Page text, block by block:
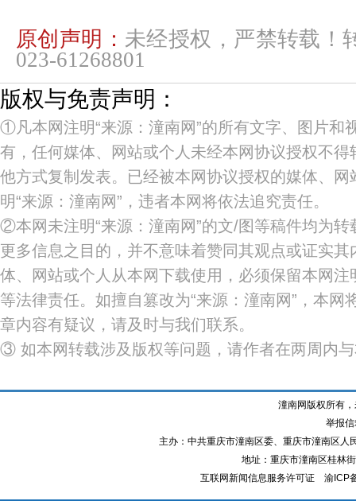
原创声明： 未经授权，严禁转载！
023-61268801
版权与免责声明：
①凡本网注明“来源：潼南网”的所有文字、图片和
有，任何媒体、网站或个人未经本网协议授权不
他方式复制发表。已经被本网协议授权的媒体、
明“来源：潼南网”，违者本网将依法追究责任。
②本网未注明“来源：潼南网”的文/图等稿件均为
更多信息之目的，并不意味着赞同其观点或证实
体、网站或个人从本网下载使用，必须保留本网注
等法律责任。如擅自篡改为“来源：潼南网”，本网
章内容有疑议，请及时与我们联系。
③ 如本网转载涉及版权等问题，请作者在两周内
潼南网版权所有
举报
主办：中共重庆市潼南区委、重庆市潼南区
地址：重庆市潼南区桂林
互联网新闻信息服务许可证
渝ICP